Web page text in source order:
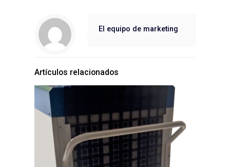
El equipo de marketing
Artículos relacionados